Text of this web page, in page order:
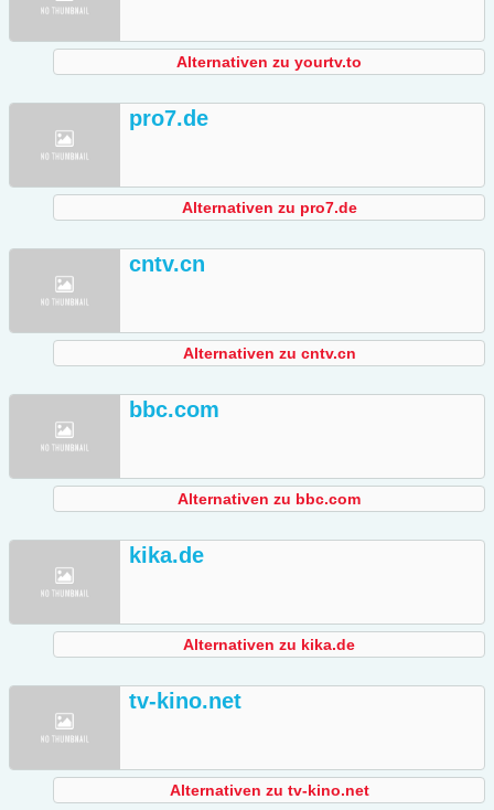
Alternativen zu yourtv.to
pro7.de
Alternativen zu pro7.de
cntv.cn
Alternativen zu cntv.cn
bbc.com
Alternativen zu bbc.com
kika.de
Alternativen zu kika.de
tv-kino.net
Alternativen zu tv-kino.net